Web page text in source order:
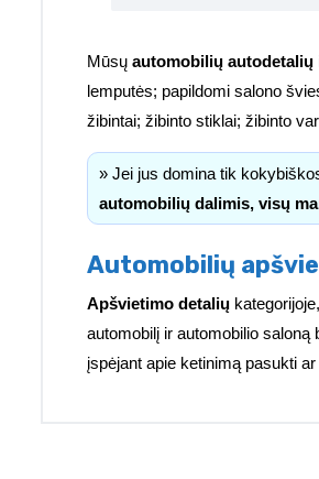
Mūsų automobilių autodetalių
lemputės; papildomi salono
žibintai; žibinto stiklai; žibinto
» Jei jus domina tik
automobilių dalimis, visų
Automobilių
Apšvietimo detalių
automobilį ir automobilio saloną
įspėjant apie ketinimą pasukti